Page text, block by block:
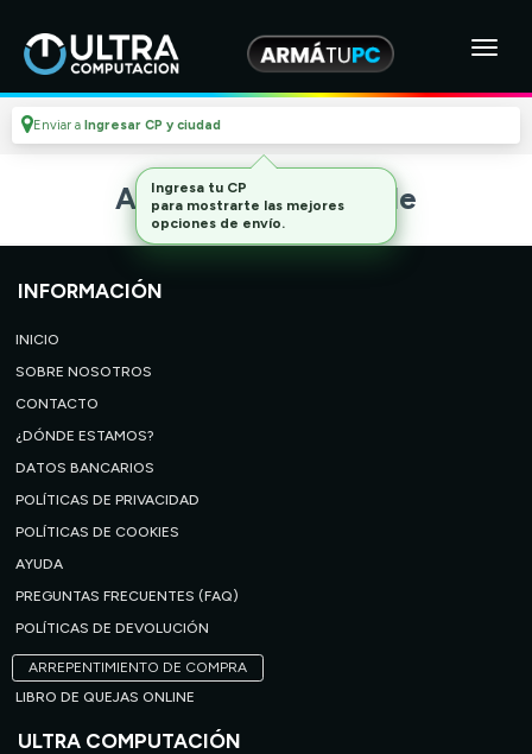
Enviar a Ingresar CP y ciudad
Artículo no disponible
INFORMACIÓN
INICIO
SOBRE NOSOTROS
CONTACTO
¿DÓNDE ESTAMOS?
DATOS BANCARIOS
POLÍTICAS DE PRIVACIDAD
POLÍTICAS DE COOKIES
AYUDA
PREGUNTAS FRECUENTES (FAQ)
POLÍTICAS DE DEVOLUCIÓN
ARREPENTIMIENTO DE COMPRA
LIBRO DE QUEJAS ONLINE
ULTRA COMPUTACIÓN
Ingresa tu CP
para mostrarte las mejores
opciones de envío.